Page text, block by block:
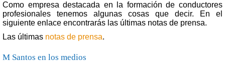
Como empresa destacada en la formación de conductores
profesionales tenemos algunas cosas que decir. En el
siguiente enlace encontrarás las últimas notas de prensa.
Las últimas notas de prensa.
M Santos en los medios